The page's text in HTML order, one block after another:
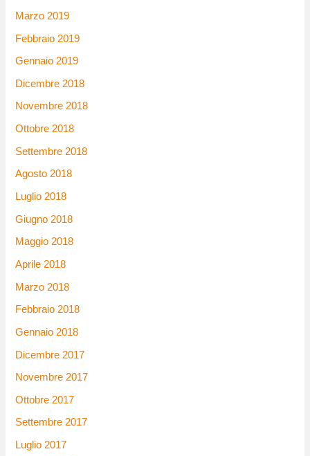
Marzo 2019
Febbraio 2019
Gennaio 2019
Dicembre 2018
Novembre 2018
Ottobre 2018
Settembre 2018
Agosto 2018
Luglio 2018
Giugno 2018
Maggio 2018
Aprile 2018
Marzo 2018
Febbraio 2018
Gennaio 2018
Dicembre 2017
Novembre 2017
Ottobre 2017
Settembre 2017
Luglio 2017